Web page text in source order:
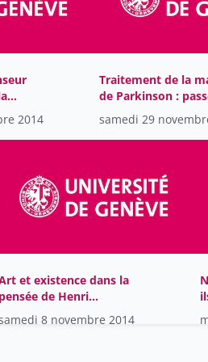
2014
Traitement de la
de Parkinson :
présent et futur
samedi 29
et existence dans la
pensée de Henri
Maldiney8 novembre 2014